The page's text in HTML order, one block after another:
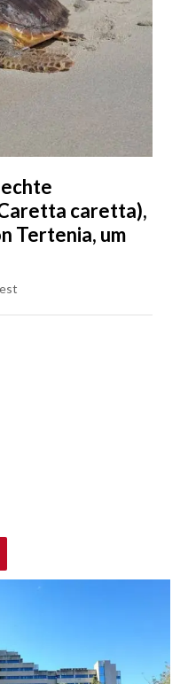
caretta),
Tertenia, um